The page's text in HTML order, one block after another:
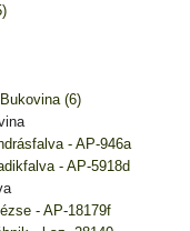
(6)
- AP-946a
- AP-5918d
- AP-18179f